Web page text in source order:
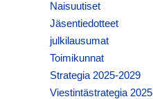
Naisuutiset
Jäsentiedotteet
julkilausumat
Toimikunnat
Strategia 2025-2029
Viestintästrategia 2025